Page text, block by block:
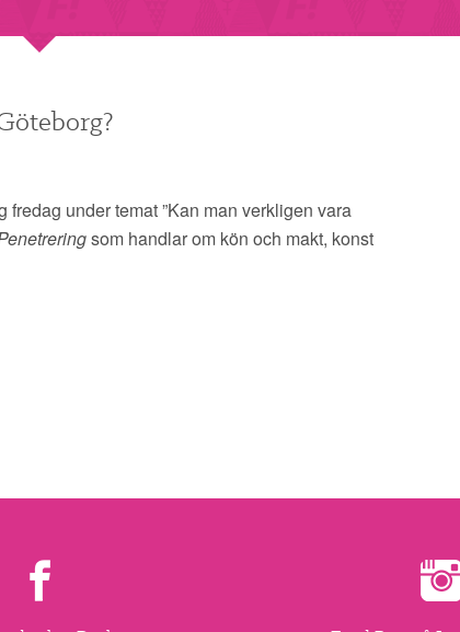
under temat ”Kan man verkligen vara
som handlar om kön och makt, konst